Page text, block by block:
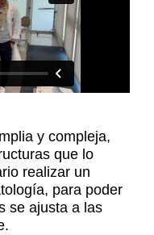
y compleja,
que lo
realizar un
para poder
se ajusta a las